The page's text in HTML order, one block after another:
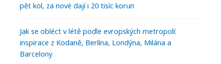
pět kol, za nové dají i 20 tisíc korun
Jak se obléct v létě podle evropských metropolí:
inspirace z Kodaně, Berlína, Londýna, Milána a
Barcelony